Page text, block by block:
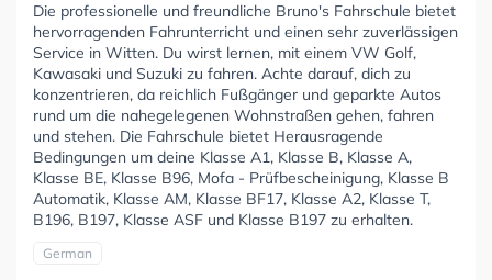
Die professionelle und freundliche Bruno's Fahrschule bietet
hervorragenden Fahrunterricht und einen sehr zuverlässigen
Service in Witten. Du wirst lernen, mit einem VW Golf,
Kawasaki und Suzuki zu fahren. Achte darauf, dich zu
konzentrieren, da reichlich Fußgänger und geparkte Autos
rund um die nahegelegenen Wohnstraßen gehen, fahren
und stehen. Die Fahrschule bietet Herausragende
Bedingungen um deine Klasse A1, Klasse B, Klasse A,
Klasse BE, Klasse B96, Mofa - Prüfbescheinigung, Klasse B
Automatik, Klasse AM, Klasse BF17, Klasse A2, Klasse T,
B196, B197, Klasse ASF und Klasse B197 zu erhalten.
German